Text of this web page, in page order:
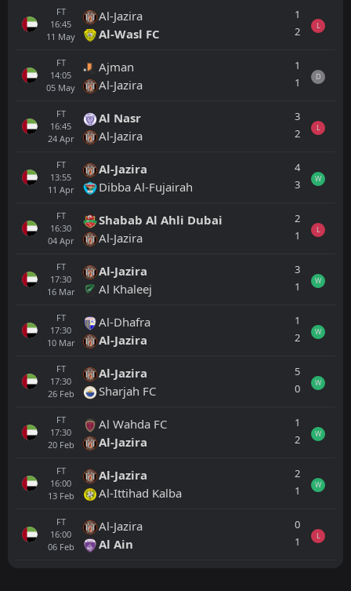
FT
16:45
11 May
Al-Jazira
Al-Wasl FC
1
2
L
FT
14:05
05 May
Ajman
Al-Jazira
1
1
D
FT
16:45
24 Apr
Al Nasr
Al-Jazira
3
2
L
FT
13:55
11 Apr
Al-Jazira
Dibba Al-Fujairah
4
3
W
FT
16:30
04 Apr
Shabab Al Ahli Dubai
Al-Jazira
2
1
L
FT
17:30
16 Mar
Al-Jazira
Al Khaleej
3
1
W
FT
17:30
10 Mar
Al-Dhafra
Al-Jazira
1
2
W
FT
17:30
26 Feb
Al-Jazira
Sharjah FC
5
0
W
FT
17:30
20 Feb
Al Wahda FC
Al-Jazira
1
2
W
FT
16:00
13 Feb
Al-Jazira
Al-Ittihad Kalba
2
1
W
FT
16:00
06 Feb
Al-Jazira
Al Ain
0
1
L